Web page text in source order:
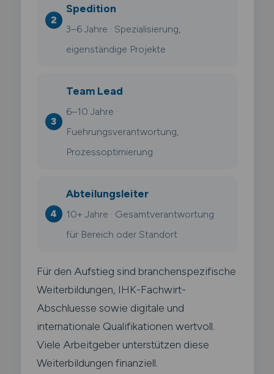
Spedition
3–6 Jahre · Spezialisierung,
eigenständige Projekte
Team Lead
6–10 Jahre ·
Fuehrungsverantwortung,
Prozessoptimierung
Abteilungsleiter
10+ Jahre · Gesamtverantwortung
für Bereich oder Standort
Für den Aufstieg sind branchenspezifische
Weiterbildungen, IHK-Fachwirt-
Abschluesse sowie digitale und
internationale Qualifikationen wertvoll.
Viele Arbeitgeber unterstützen diese
Weiterbildungen finanziell.